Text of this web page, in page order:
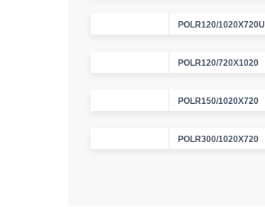
POLR120/1020X720U
POLR120/720X1020
POLR150/1020X720
POLR300/1020X720